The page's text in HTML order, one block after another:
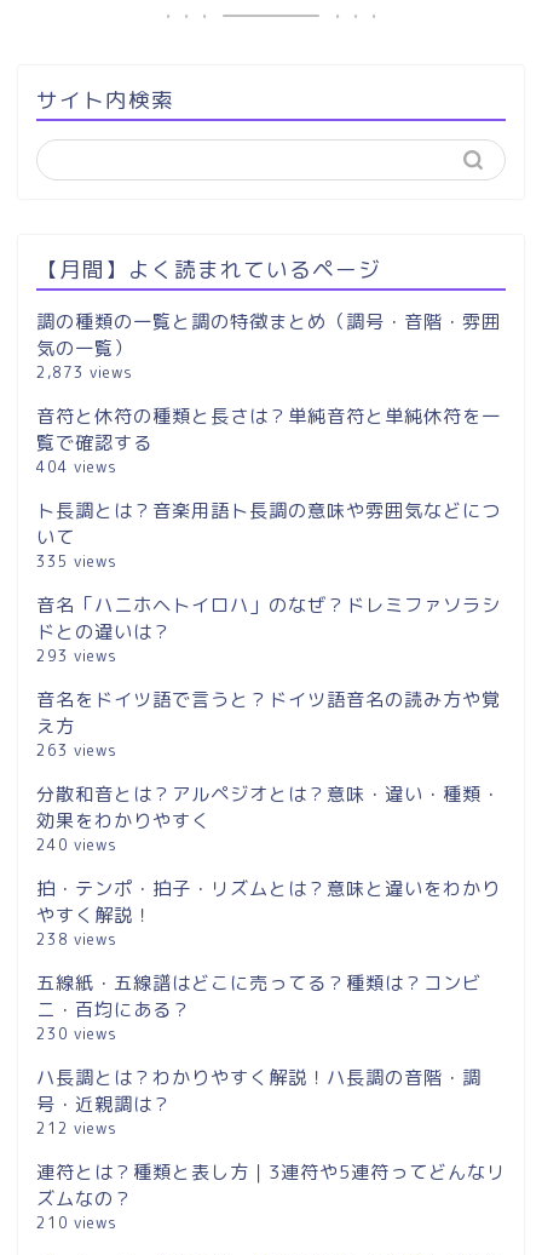
サイト内検索
【月間】よく読まれているページ
調の種類の一覧と調の特徴まとめ（調号・音階・雰囲
気の一覧）
2,873 views
音符と休符の種類と長さは？単純音符と単純休符を一
覧で確認する
404 views
ト長調とは？音楽用語ト長調の意味や雰囲気などにつ
いて
335 views
音名「ハニホヘトイロハ」のなぜ？ドレミファソラシ
ドとの違いは？
293 views
音名をドイツ語で言うと？ドイツ語音名の読み方や覚
え方
263 views
分散和音とは？アルペジオとは？意味・違い・種類・
効果をわかりやすく
240 views
拍・テンポ・拍子・リズムとは？意味と違いをわかり
やすく解説！
238 views
五線紙・五線譜はどこに売ってる？種類は？コンビ
ニ・百均にある？
230 views
ハ長調とは？わかりやすく解説！ハ長調の音階・調
号・近親調は？
212 views
連符とは？種類と表し方｜3連符や5連符ってどんなリ
ズムなの？
210 views